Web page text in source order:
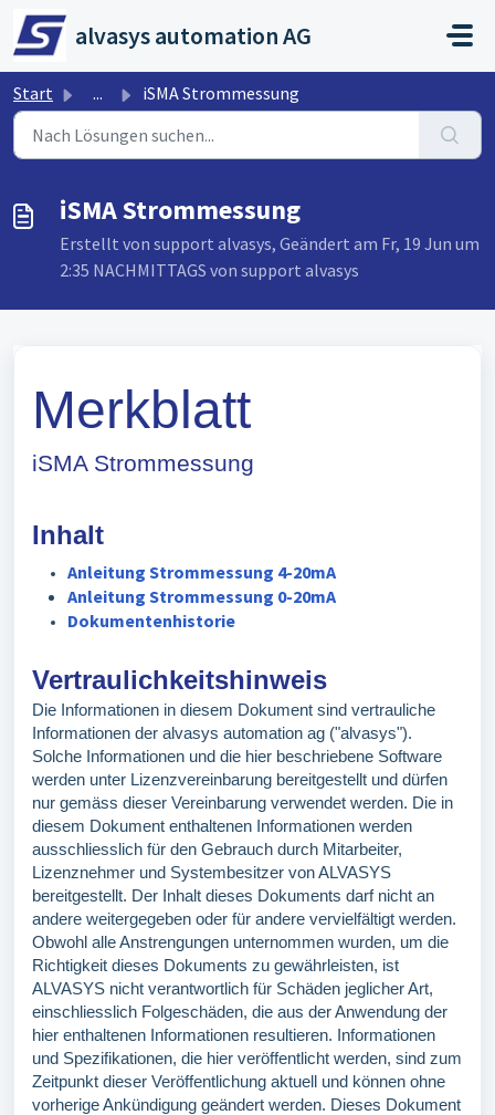
Zum hauptsächlichen Inhalt gehen
alvasys automation AG
Start ... iSMA Strommessung
iSMA Strommessung
Erstellt von support alvasys, Geändert am Fr, 19 Jun um
2:35 NACHMITTAGS von support alvasys
Merkblatt
iSMA Strommessung
Inhalt
Anleitung Strommessung 4-20mA
Anleitung Strommessung 0-20mA
Dokumentenhistorie
Vertraulichkeitshinweis
Die Informationen in diesem Dokument sind vertrauliche
Informationen der alvasys automation ag ("alvasys").
Solche Informationen und die hier beschriebene Software
werden unter Lizenzvereinbarung bereitgestellt und dürfen
nur gemäss dieser Vereinbarung verwendet werden. Die in
diesem Dokument enthaltenen Informationen werden
ausschliesslich für den Gebrauch durch Mitarbeiter,
Lizenznehmer und Systembesitzer von ALVASYS
bereitgestellt. Der Inhalt dieses Dokuments darf nicht an
andere weitergegeben oder für andere vervielfältigt werden.
Obwohl alle Anstrengungen unternommen wurden, um die
Richtigkeit dieses Dokuments zu gewährleisten, ist
ALVASYS nicht verantwortlich für Schäden jeglicher Art,
einschliesslich Folgeschäden, die aus der Anwendung der
hier enthaltenen Informationen resultieren. Informationen
und Spezifikationen, die hier veröffentlicht werden, sind zum
Zeitpunkt dieser Veröffentlichung aktuell und können ohne
vorherige Ankündigung geändert werden. Dieses Dokument